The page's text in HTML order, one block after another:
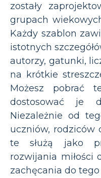
zostały
grupach
Każdy szablon
istotnych
autorzy, gatunki,
na krótkie
Możesz pobrać
dostosować je
Niezależnie od
uczniów, rodziców
te służą jako
rozwijania miłości
zachęcania do